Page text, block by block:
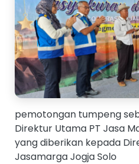
pemotongan tumpeng
Direktur Utama PT Jasa
yang diberikan kepada
Jasamarga Jogja Solo